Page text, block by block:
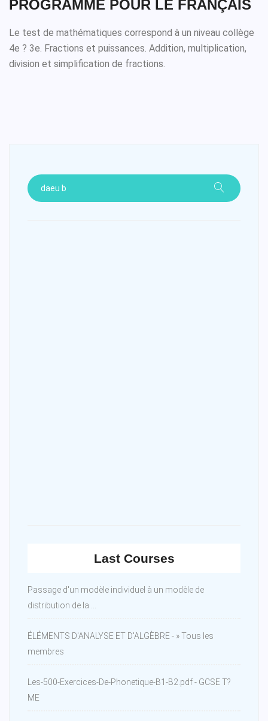
PROGRAMME POUR LE FRANÇAIS
Le test de mathématiques correspond à un niveau collège
4e ? 3e. Fractions et puissances. Addition, multiplication,
division et simplification de fractions.
Last Courses
Passage d'un modèle individuel à un modèle de
distribution de la ...
ÉLÉMENTS D'ANALYSE ET D'ALGÈBRE - » Tous les
membres
Les-500-Exercices-De-Phonetique-B1-B2.pdf - GCSE T?
ME